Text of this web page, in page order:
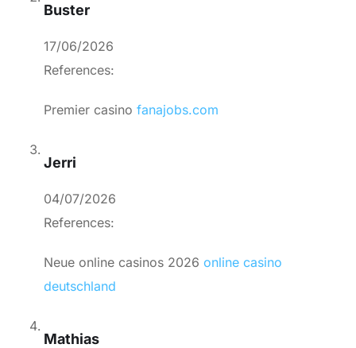
Buster
17/06/2026
References:
Premier casino fanajobs.com
Jerri
04/07/2026
References:
Neue online casinos 2026 online casino
deutschland
Mathias